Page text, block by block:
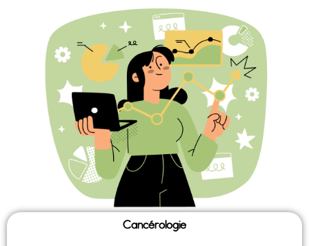
Cancérologie